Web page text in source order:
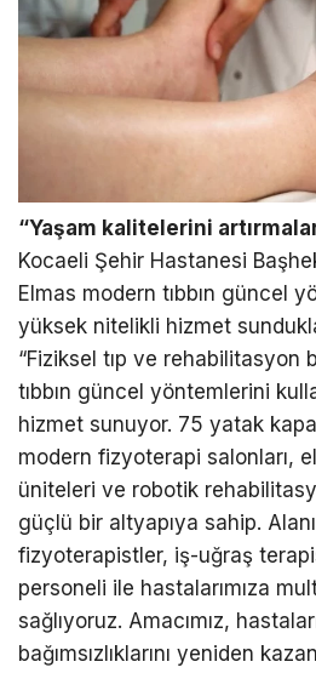
“Yaşam kalitelerini
Kocaeli Şehir Hastanesi
Elmas modern tıbbın güncel
yüksek nitelikli hizmet
“Fiziksel tıp ve rehabilitasyon
tıbbın güncel yöntemlerini
hizmet sunuyor. 75 yatak
modern fizyoterapi salonları,
üniteleri ve robotik
güçlü bir altyapıya sahip.
fizyoterapistler, iş-uğraş
personeli ile hastalarımıza
sağlıyoruz. Amacımız,
bağımsızlıklarını yeniden